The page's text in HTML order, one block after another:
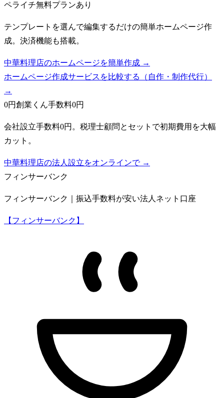
ペライチ無料プランあり
テンプレートを選んで編集するだけの簡単ホームページ作
成。決済機能も搭載。
中華料理店のホームページを簡単作成 →
ホームページ作成サービスを比較する（自作・制作代行）
→
0円創業くん手数料0円
会社設立手数料0円。税理士顧問とセットで初期費用を大幅
カット。
中華料理店の法人設立をオンラインで →
フィンサーバンク
フィンサーバンク｜振込手数料が安い法人ネット口座
【フィンサーバンク】